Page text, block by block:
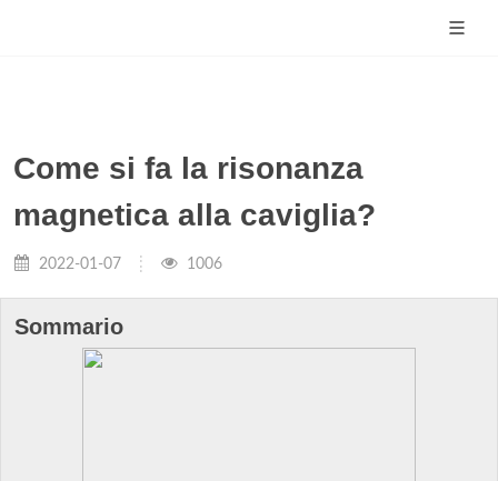
Come si fa la risonanza
magnetica alla caviglia?
2022-01-07 1006
Sommario